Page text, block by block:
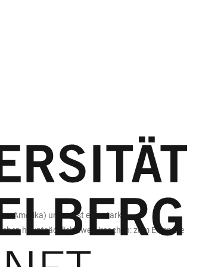
Amerika) und weist eine starke
hauptsächlich zwei Ursachen: zum Einen die